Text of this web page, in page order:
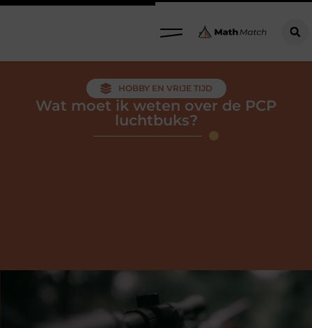
HOBBY EN VRIJE TIJD
Wat moet ik weten over de PCP
luchtbuks?